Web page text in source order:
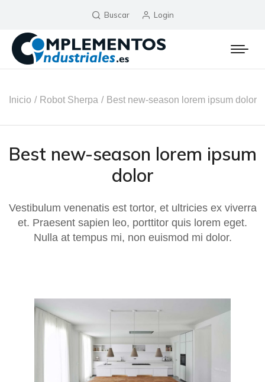
Buscar Login
Estás aquí:
Inicio Robot Sherpa Best new-season lorem ipsum dolor
Best new-season lorem ipsum
dolor
Vestibulum venenatis est tortor, et ultricies ex viverra
et. Praesent sapien leo, porttitor quis lorem eget.
Nulla at tempus mi, non euismod mi dolor.